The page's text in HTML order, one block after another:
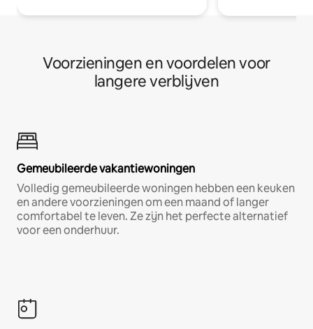
Voorzieningen en voordelen voor
langere verblijven
Gemeubileerde vakantiewoningen
Volledig gemeubileerde woningen hebben een keuken
en andere voorzieningen om een maand of langer
comfortabel te leven. Ze zijn het perfecte alternatief
voor een onderhuur.